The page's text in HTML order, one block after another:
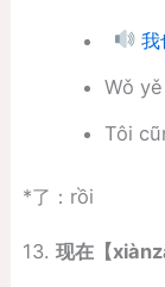
我
Wǒ
Tôi
*了：rồi
13. 现在【